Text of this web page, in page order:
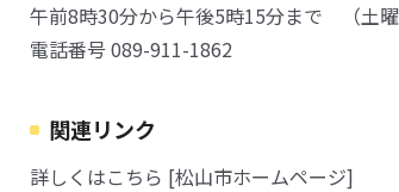
午前8時30分から午後5時15分まで （土曜
電話番号 089-911-1862
関連リンク
詳しくはこちら [松山市ホームページ]